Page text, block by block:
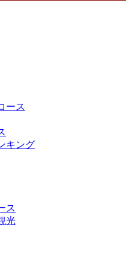
ース
キング
ス
光